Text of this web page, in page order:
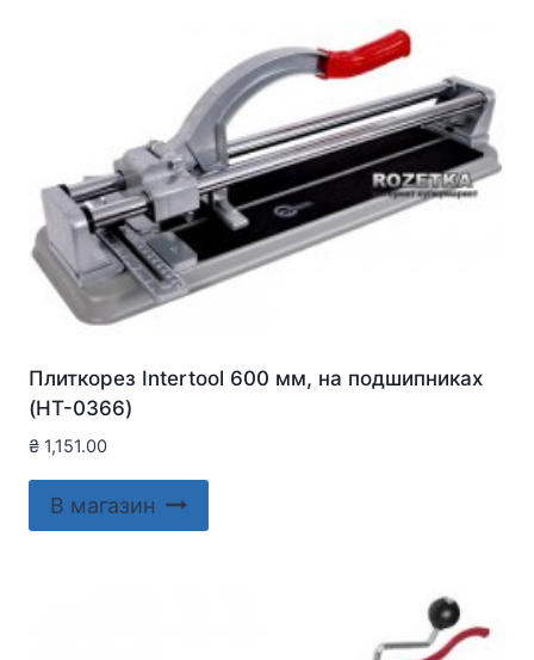
Плиткорез Intertool 600 мм, на подшипниках
(HT-0366)
₴ 1,151.00
В магазин